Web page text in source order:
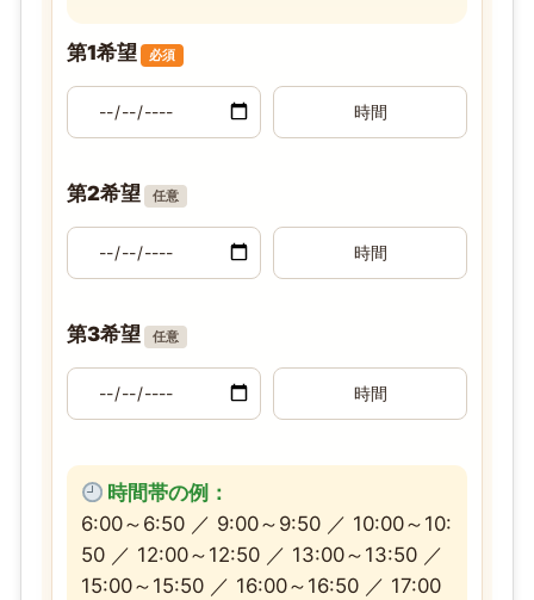
第1希望 必須
第2希望 任意
第3希望 任意
時間帯の例：
6:00～6:50 ／ 9:00～9:50 ／ 10:00～10:
50 ／ 12:00～12:50 ／ 13:00～13:50 ／
15:00～15:50 ／ 16:00～16:50 ／ 17:00